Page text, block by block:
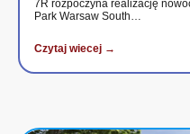
7R rozpoczyna realizację
Park Warsaw South…
Czytaj wiecej →